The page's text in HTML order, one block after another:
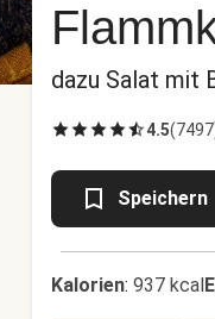
dazu Salat mit
4.5(7497
Speichern
Kalorien: 937 kcal